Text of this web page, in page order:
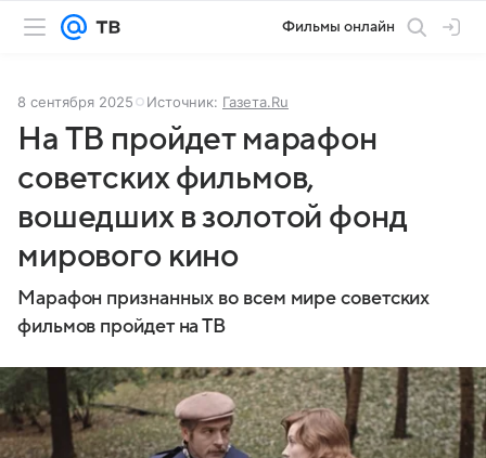
Фильмы онлайн
8 сентября 2025 Источник: Газета.Ru
На ТВ пройдет марафон
советских фильмов,
вошедших в золотой фонд
мирового кино
Марафон признанных во всем мире советских
фильмов пройдет на ТВ